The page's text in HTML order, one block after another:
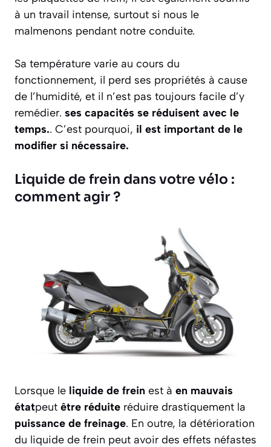
à un travail intense, surtout si nous le
malmenons pendant notre conduite.
Sa température varie au cours du
fonctionnement, il perd ses propriétés à cause
de l’humidité, et il n’est pas toujours facile d’y
remédier. ses capacités se réduisent avec le
temps.. C’est pourquoi, il est important de le
modifier si nécessaire.
Liquide de frein dans votre vélo :
comment agir ?
Lorsque le liquide de frein est à en mauvais
étatpeut être réduite réduire drastiquement la
puissance de freinage. En outre, la détérioration
du liquide de frein peut avoir des effets néfastes